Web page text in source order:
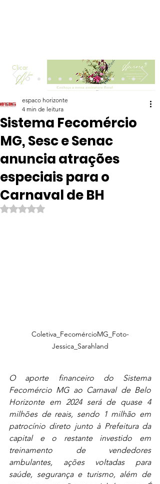
Clicar
Sistema Fecomércio
MG, Sesc e Senac
anuncia atrações
especiais para o
Carnaval de BH
espaco horizonte
4 min de leitura
Avaliado com NaN de 5 estrelas.
Coletiva_FecomércioMG_Foto-
Jessica_Sarahland
O aporte financeiro do Sistema
Fecomércio MG ao Carnaval de Belo
Horizonte em 2024 será de quase 4
milhões de reais, sendo 1 milhão em
patrocínio direto junto à Prefeitura da
capital e o restante investido em
treinamento de vendedores
ambulantes, ações voltadas para
saúde, segurança e turismo, além de